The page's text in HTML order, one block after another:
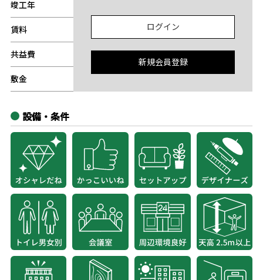
竣工年
賃料
共益費
敷金
ログイン
新規会員登録
設備・条件